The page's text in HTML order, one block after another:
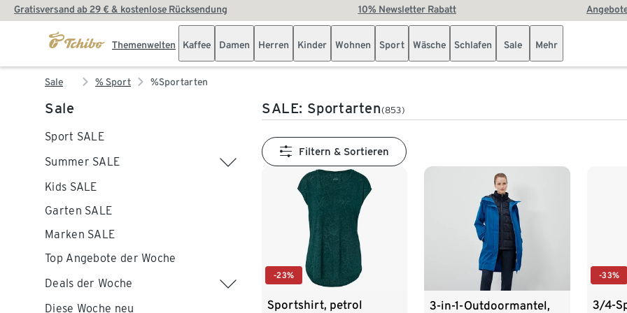
Gratisversand ab 29 € & kostenlose Rücksendung 10% Newsletter Rabatt
Themenwelten Kaffee Damen Herren Kinder Wohnen Sport Wäsche Schlafen Sale Mehr
Sale % Sport %Sportarten
Sale
Sport SALE
Summer SALE
Kids SALE
Garten SALE
Marken SALE
Top Angebote der Woche
Deals der Woche
Diese Woche neu
SALE: Sportarten(853)
Filtern & Sortieren
-23%
Sportshirt, petrol
3-in-1-Outdoormantel,
-33%
3/4-